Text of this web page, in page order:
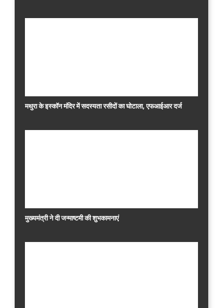
मथुरा के इस्कॉन मंदिर में सदस्यता रसीदों का घोटाला, एफआईआर दर्ज
मुख्यमंत्री ने दी जन्माष्टमी की शुभकामनाएं